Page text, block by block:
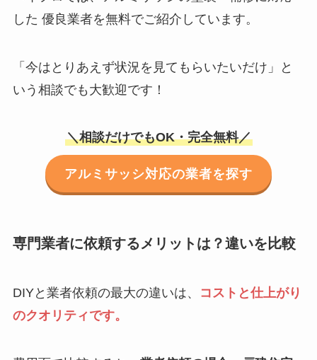
した 優良業者を無料でご紹介しています。
「今はとりあえず状況を見てもらいたいだけ」と
いう相談でも大歓迎です！
＼相談だけでもOK・完全無料／
アルミサッシ対応の業者を探す
専門業者に依頼するメリットは？違いを比較
DIYと業者依頼の最大の違いは、
コストと仕上がり
のクオリティです。